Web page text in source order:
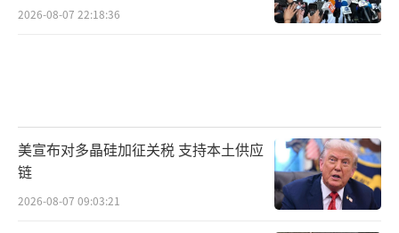
2026-08-07 22:18:36
美宣布对多晶硅加征关税 支持本土供应
链
2026-08-07 09:03:21